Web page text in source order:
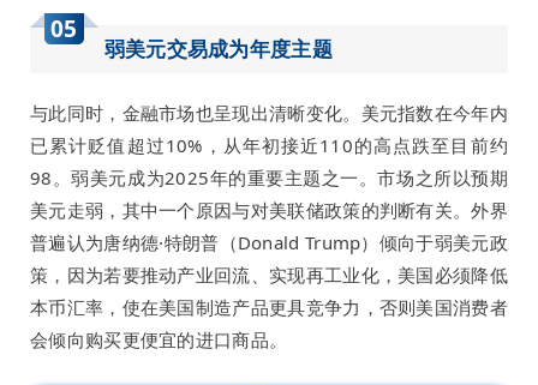
05
弱美元交易成为年度主题
与此同时，金融市场也呈现出清晰变化。美元指数在今年内
已累计贬值超过10%，从年初接近110的高点跌至目前约
98。弱美元成为2025年的重要主题之一。市场之所以预期
美元走弱，其中一个原因与对美联储政策的判断有关。外界
普遍认为唐纳德·特朗普（Donald Trump）倾向于弱美元政
策，因为若要推动产业回流、实现再工业化，美国必须降低
本币汇率，使在美国制造产品更具竞争力，否则美国消费者
会倾向购买更便宜的进口商品。